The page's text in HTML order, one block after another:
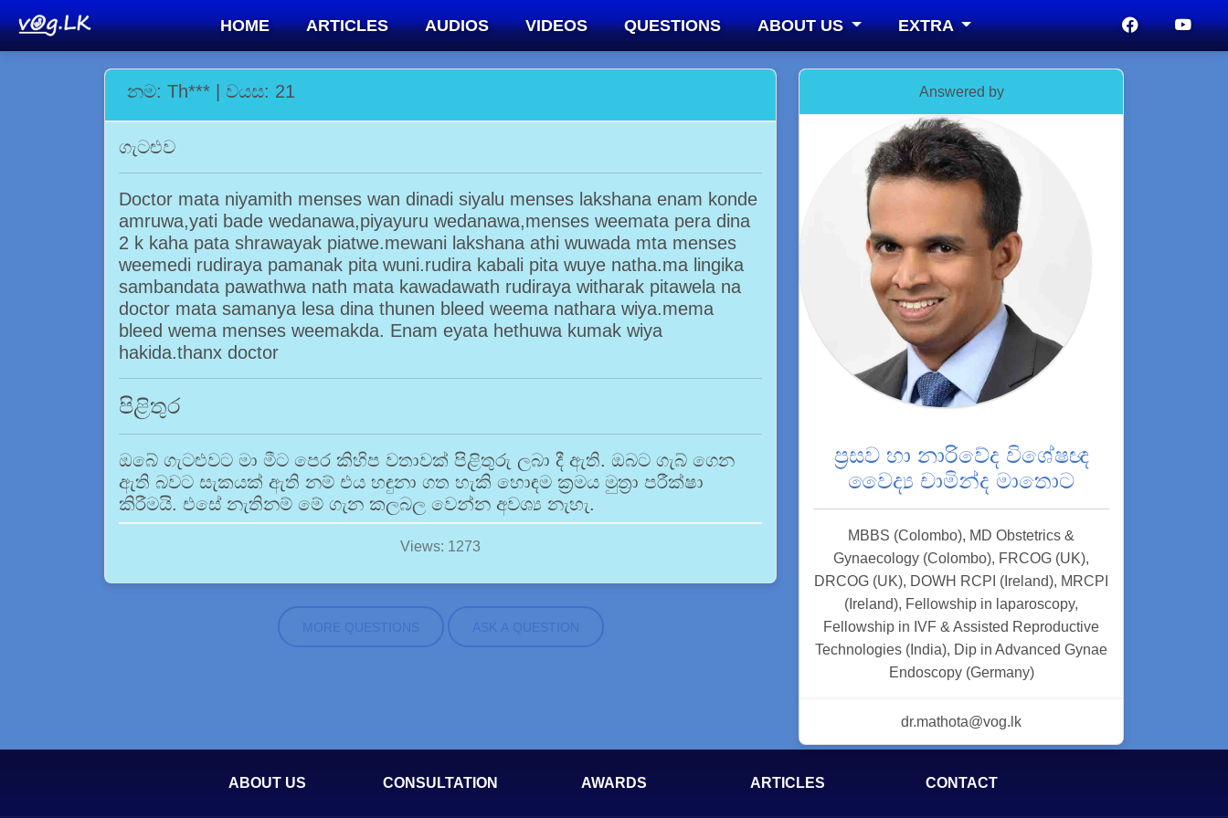
HOME ARTICLES AUDIOS VIDEOS QUESTIONS ABOUT US EXTRA
නම: Th*** | වයස: 21
ගැටළුව
Doctor mata niyamith menses wan dinadi siyalu menses lakshana enam konde
amruwa,yati bade wedanawa,piyayuru wedanawa,menses weemata pera dina
2 k kaha pata shrawayak piatwe.mewani lakshana athi wuwada mta menses
weemedi rudiraya pamanak pita wuni.rudira kabali pita wuye natha.ma lingika
sambandata pawathwa nath mata kawadawath rudiraya witharak pitawela na
doctor mata samanya lesa dina thunen bleed weema nathara wiya.mema
bleed wema menses weemakda. Enam eyata hethuwa kumak wiya
hakida.thanx doctor
පිළිතුර
ඔබේ ගැටළුවට මා මීට පෙර කිහිප වතාවක් පිළිතුරු ලබා දී ඇති. ඔබට ගැබ් ගෙන
ඇති බවට සැකයක් ඇති නම් එය හඳුනා ගත හැකි හොඳම ක්‍රමය මුත්‍රා පරීක්ෂා
කිරීමයි. එසේ නැතිනම් මේ ගැන කලබල වෙන්න අවශ්‍ය නැහැ.
Views: 1273
MORE QUESTIONS ASK A QUESTION
Answered by
ප්‍රසව හා නාරිවේද විශේෂඥ
වෛද්‍ය චාමින්ද මාතොට
MBBS (Colombo), MD Obstetrics &
Gynaecology (Colombo), FRCOG (UK),
DRCOG (UK), DOWH RCPI (Ireland), MRCPI
(Ireland), Fellowship in laparoscopy,
Fellowship in IVF & Assisted Reproductive
Technologies (India), Dip in Advanced Gynae
Endoscopy (Germany)
dr.mathota@vog.lk
ABOUT US CONSULTATION AWARDS ARTICLES CONTACT